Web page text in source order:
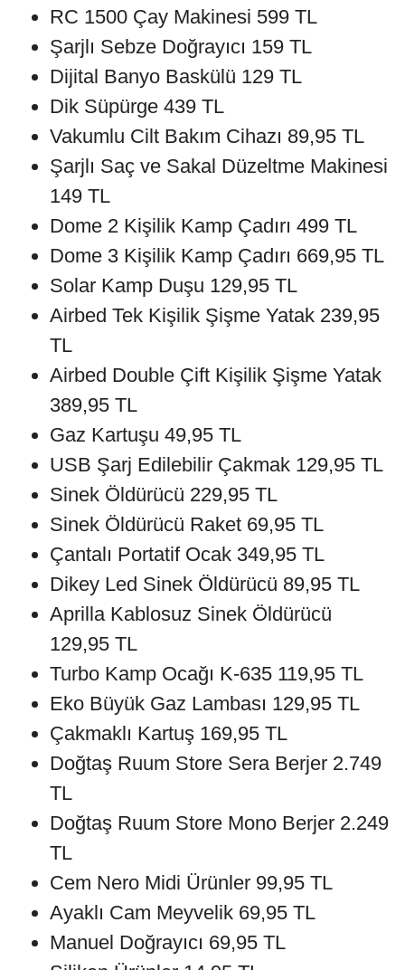
RC 1500 Çay Makinesi 599 TL
Şarjlı Sebze Doğrayıcı 159 TL
Dijital Banyo Baskülü 129 TL
Dik Süpürge 439 TL
Vakumlu Cilt Bakım Cihazı 89,95 TL
Şarjlı Saç ve Sakal Düzeltme Makinesi
149 TL
Dome 2 Kişilik Kamp Çadırı 499 TL
Dome 3 Kişilik Kamp Çadırı 669,95 TL
Solar Kamp Duşu 129,95 TL
Airbed Tek Kişilik Şişme Yatak 239,95
TL
Airbed Double Çift Kişilik Şişme Yatak
389,95 TL
Gaz Kartuşu 49,95 TL
USB Şarj Edilebilir Çakmak 129,95 TL
Sinek Öldürücü 229,95 TL
Sinek Öldürücü Raket 69,95 TL
Çantalı Portatif Ocak 349,95 TL
Dikey Led Sinek Öldürücü 89,95 TL
Aprilla Kablosuz Sinek Öldürücü
129,95 TL
Turbo Kamp Ocağı K-635 119,95 TL
Eko Büyük Gaz Lambası 129,95 TL
Çakmaklı Kartuş 169,95 TL
Doğtaş Ruum Store Sera Berjer 2.749
TL
Doğtaş Ruum Store Mono Berjer 2.249
TL
Cem Nero Midi Ürünler 99,95 TL
Ayaklı Cam Meyvelik 69,95 TL
Manuel Doğrayıcı 69,95 TL